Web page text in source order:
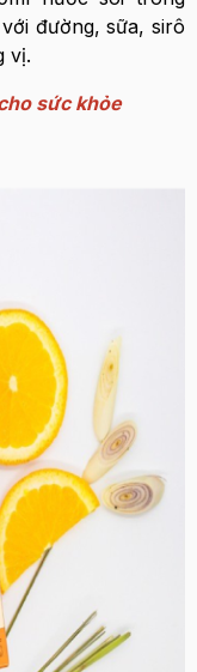
đường, sữa, sirô
vị.
sức khỏe